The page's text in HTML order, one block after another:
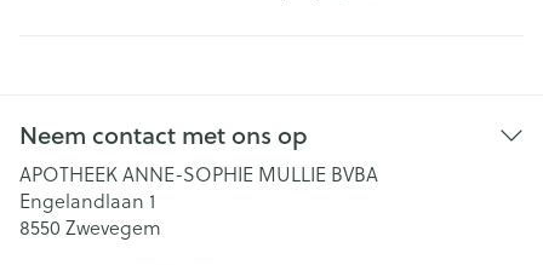
Neem contact met ons op
APOTHEEK ANNE-SOPHIE MULLIE BVBA
Engelandlaan 1
8550 Zwevegem